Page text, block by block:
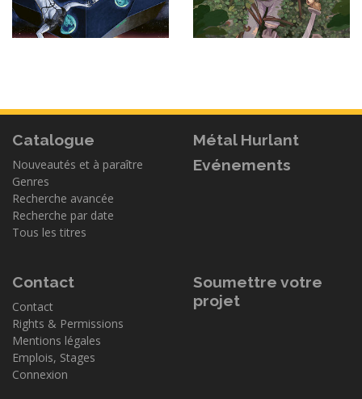
Catalogue
Nouveautés et à paraître
Genres
Recherche avancée
Recherche par date
Tous les titres
Métal Hurlant
Evénements
Contact
Contact
Rights & Permissions
Mentions légales
Emplois, Stages
Connexion
Soumettre votre
projet